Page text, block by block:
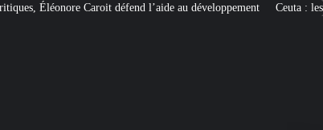
l’aide au développement Ceuta : les« ingérences étrangères »